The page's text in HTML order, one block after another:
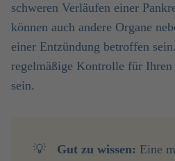
schweren Verläufen einer
können auch andere Organe
einer Entzündung betroffen
regelmäßige Kontrolle für
sein.
💡 Gut zu wissen: Eine